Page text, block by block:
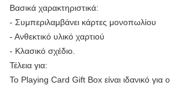
Βασικά χαρακτηριστικά:
- Συμπεριλαμβάνει κάρτες μονοπωλίου
- Ανθεκτικό υλικό χαρτιού
- Κλασικό σχέδιο.
Τέλεια για:
Το Playing Card Gift Box είναι ιδανικό για